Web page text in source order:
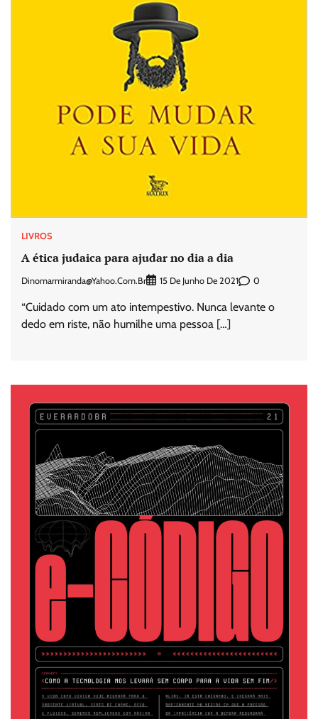
LIVROS
A ética judaica para ajudar no dia a dia
Dinomarmiranda@yahoo.com.br 15 De Junho De 2021 0
“Cuidado com um ato intempestivo. Nunca levante o
dedo em riste, não humilhe uma pessoa […]